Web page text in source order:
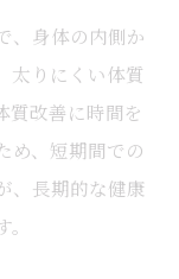
、身体の内側か
太りにくい体質
質改善に時間を
め、短期間での
、長期的な健康